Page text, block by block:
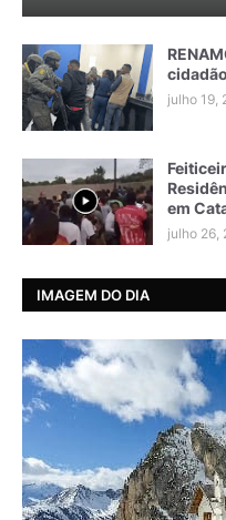
julho 19,
em
julho 26,
IMAGEM DO DIA